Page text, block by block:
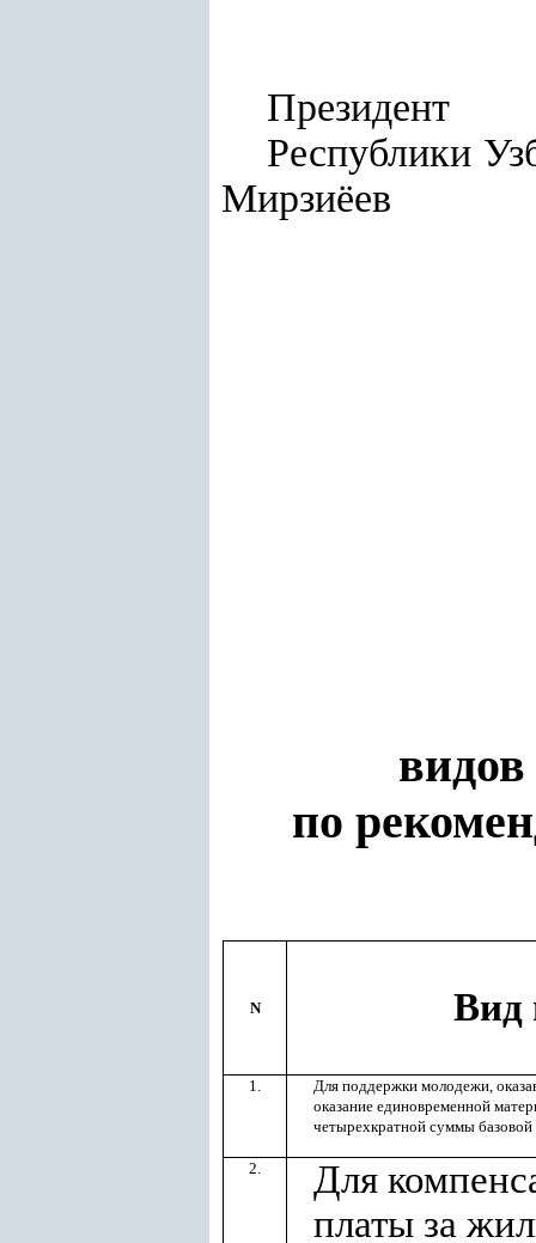
Президент
Мирзиёев
по
N Вид
1.
Для поддержки молодежи,
оказание единовременной
четырехкратной суммы
2.
Для
платы за